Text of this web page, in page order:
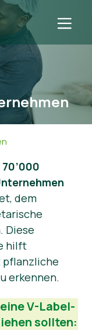
70’000
dem
Diese
hilft
pflanzliche
erkennen.
V-Label-
sollten: